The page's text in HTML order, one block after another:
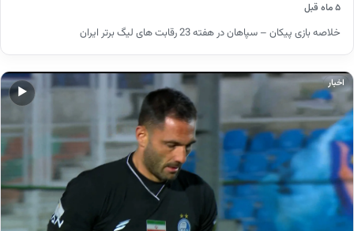
۵ ماه قبل
خلاصه بازی پیکان – سپاهان در هفته 23 رقابت های لیگ برتر ایران
▶
اخبار